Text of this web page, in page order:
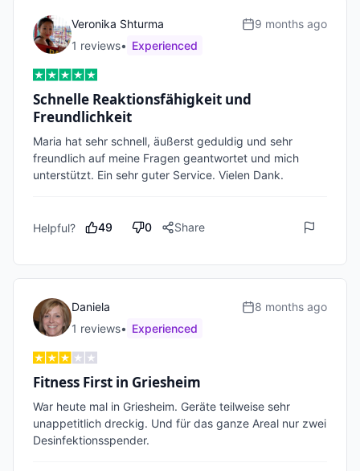
Veronika Shturma
1 reviews• Experienced
9 months ago
Schnelle Reaktionsfähigkeit und
Freundlichkeit
Maria hat sehr schnell, äußerst geduldig und sehr
freundlich auf meine Fragen geantwortet und mich
unterstützt. Ein sehr guter Service. Vielen Dank.
Helpful? 49 0 Share
Daniela
1 reviews• Experienced
8 months ago
Fitness First in Griesheim
War heute mal in Griesheim. Geräte teilweise sehr
unappetitlich dreckig. Und für das ganze Areal nur zwei
Desinfektionsspender.